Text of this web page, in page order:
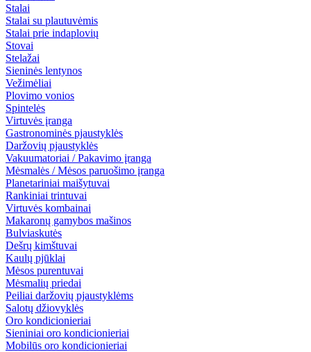
Stalai
Stalai su plautuvėmis
Stalai prie indaplovių
Stovai
Stelažai
Sieninės lentynos
Vežimėliai
Plovimo vonios
Spintelės
Virtuvės įranga
Gastronominės pjaustyklės
Daržovių pjaustyklės
Vakuumatoriai / Pakavimo įranga
Mėsmalės / Mėsos paruošimo įranga
Planetariniai maišytuvai
Rankiniai trintuvai
Virtuvės kombainai
Makaronų gamybos mašinos
Bulviaskutės
Dešrų kimštuvai
Kaulų pjūklai
Mėsos purentuvai
Mėsmalių priedai
Peiliai daržovių pjaustyklėms
Salotų džiovyklės
Oro kondicionieriai
Sieniniai oro kondicionieriai
Mobilūs oro kondicionieriai